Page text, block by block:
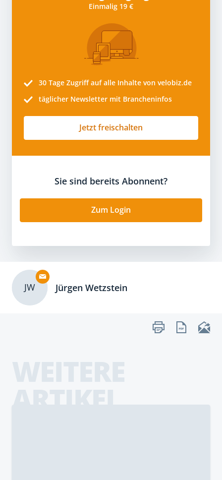
Einmalig 19 €
30 Tage Zugriff auf alle Inhalte von velobiz.de
täglicher Newsletter mit Brancheninfos
Jetzt freischalten
Sie sind bereits Abonnent?
Zum Login
JW Jürgen Wetzstein